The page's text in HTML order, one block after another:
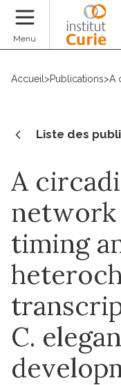
Menu
Accueil >Publications>A
Liste des
A
network
timing
C.